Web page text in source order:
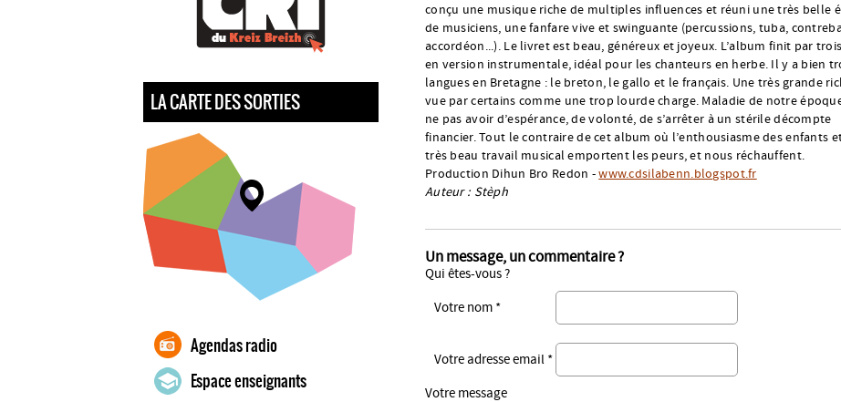
LA CARTE DES SORTIES
Agendas radio
Espace enseignants
conçu une musique riche de multiples influences et réuni une très belle
de musiciens, une fanfare vive et swinguante (percussions, tuba,
accordéon...). Le livret est beau, généreux et joyeux. L’album finit par
en version instrumentale, idéal pour les chanteurs en herbe. Il y a bien
langues en Bretagne : le breton, le gallo et le français. Une très grande
vue par certains comme une trop lourde charge. Maladie de notre
ne pas avoir d’espérance, de volonté, de s’arrêter à un stérile décompte
financier. Tout le contraire de cet album où l’enthousiasme des enfants
très beau travail musical emportent les peurs, et nous réchauffent.
Production Dihun Bro Redon -www.cdsilabenn.blogspot.fr
Auteur : Stèph
Un message, un commentaire ?
Qui êtes-vous ?
Votre nom *
Votre adresse email *
Votre message